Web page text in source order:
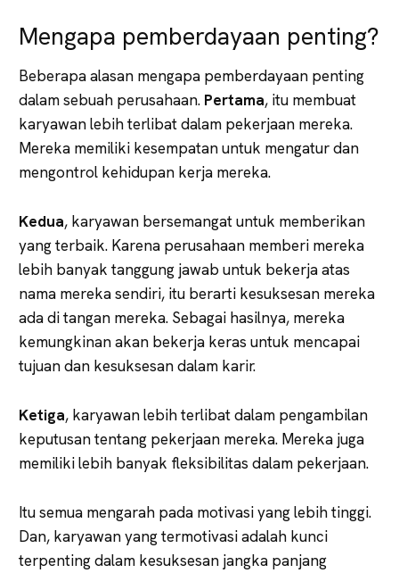
Mengapa pemberdayaan penting?
Beberapa alasan mengapa pemberdayaan penting
dalam sebuah perusahaan. Pertama, itu membuat
karyawan lebih terlibat dalam pekerjaan mereka.
Mereka memiliki kesempatan untuk mengatur dan
mengontrol kehidupan kerja mereka.
Kedua, karyawan bersemangat untuk memberikan
yang terbaik. Karena perusahaan memberi mereka
lebih banyak tanggung jawab untuk bekerja atas
nama mereka sendiri, itu berarti kesuksesan mereka
ada di tangan mereka. Sebagai hasilnya, mereka
kemungkinan akan bekerja keras untuk mencapai
tujuan dan kesuksesan dalam karir.
Ketiga, karyawan lebih terlibat dalam pengambilan
keputusan tentang pekerjaan mereka. Mereka juga
memiliki lebih banyak fleksibilitas dalam pekerjaan.
Itu semua mengarah pada motivasi yang lebih tinggi.
Dan, karyawan yang termotivasi adalah kunci
terpenting dalam kesuksesan jangka panjang